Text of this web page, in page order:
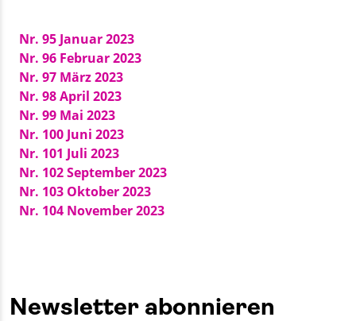
Nr. 95 Januar 2023
Nr. 96 Februar 2023
Nr. 97 März 2023
Nr. 98 April 2023
Nr. 99 Mai 2023
Nr. 100 Juni 2023
Nr. 101 Juli 2023
Nr. 102 September 2023
Nr. 103 Oktober 2023
Nr. 104 November 2023
Newsletter abonnieren